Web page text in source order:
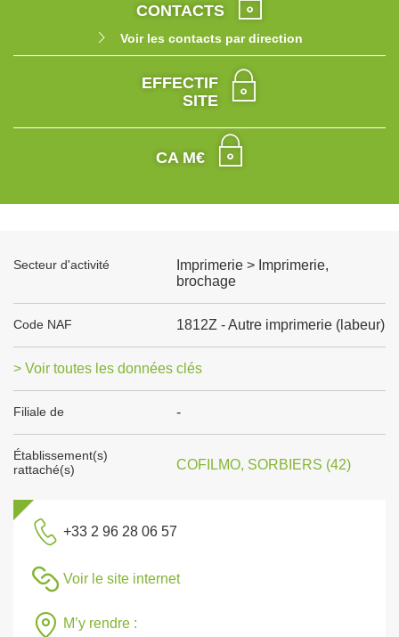
CONTACTS
Voir les contacts par direction
EFFECTIF
SITE
CA M€
Secteur d'activité
Imprimerie > Imprimerie,
brochage
Code NAF 1812Z - Autre imprimerie (labeur)
> Voir toutes les données clés
Filiale de -
Établissement(s)
rattaché(s)
COFILMO, SORBIERS (42)
+33 2 96 28 06 57
Voir le site internet
M’y rendre :